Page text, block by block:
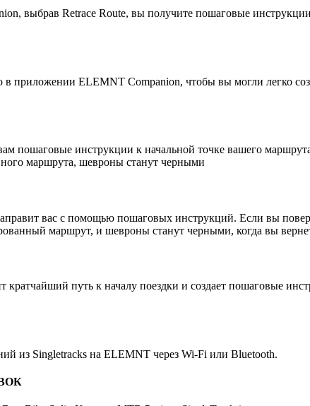
выбрав Retrace Route, вы получите пошаговые
ELEMNT Companion, чтобы вы могли легко
пошаговые инструкции к начальной точке вашего
маршрута, шевроны станут черными
вас с помощью пошаговых инструкций. Если вы
маршрут, и шевроны станут черными, когда вы
кратчайший путь к началу поездки и создает пошаговые
из Singletracks на ELEMNT через Wi-Fi или Bluetooth.